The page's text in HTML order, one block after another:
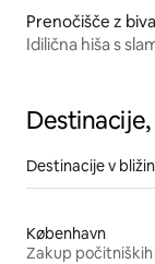
Prenočišče z
z
Idilična hiša s
Destinacije v
København
Zakup